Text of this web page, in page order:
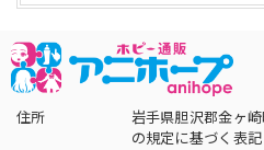
住所
岩手県胆沢郡金ヶ
の規定に基づく